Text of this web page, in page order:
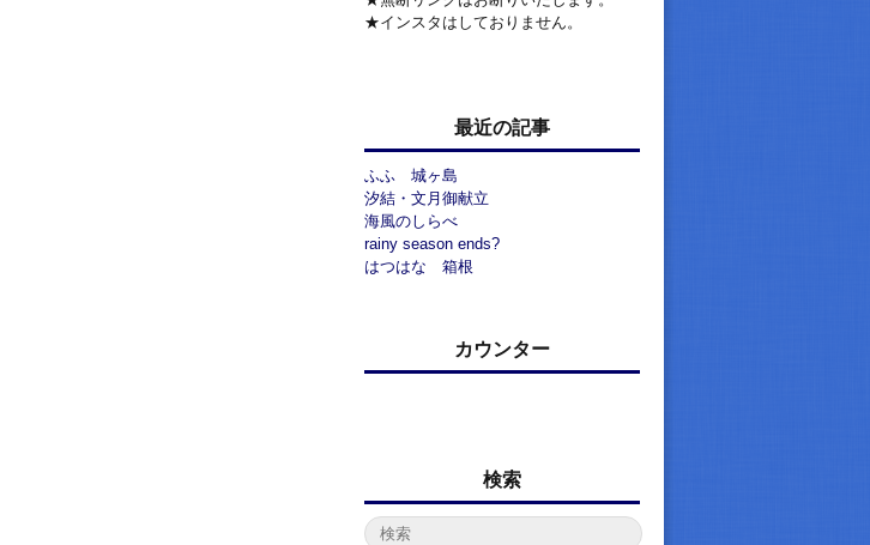
★インスタはしておりません。
最近の記事
ふふ 城ヶ島
汐結・文月御献立
海風のしらべ
rainy season ends?
はつはな 箱根
カウンター
検索